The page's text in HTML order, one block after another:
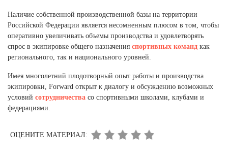
Наличие собственной производственной базы на территории
Российской Федерации является несомненным плюсом в том, чтобы
оперативно увеличивать объемы производства и удовлетворять
спрос в экипировке общего назначения спортивных команд как
регионального, так и национального уровней.
Имея многолетний плодотворный опыт работы и производства
экипировки, Forward открыт к диалогу и обсуждению возможных
условий сотрудничества со спортивными школами, клубами и
федерациями.
ОЦЕНИТЕ МАТЕРИАЛ: